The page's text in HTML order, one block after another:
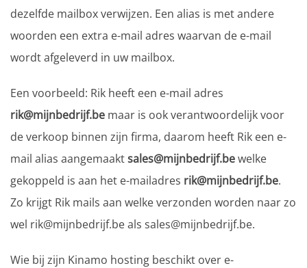
dezelfde mailbox verwijzen. Een alias is met andere
woorden een extra e-mail adres waarvan de e-mail
wordt afgeleverd in uw mailbox.
Een voorbeeld: Rik heeft een e-mail adres
rik@mijnbedrijf.be maar is ook verantwoordelijk voor
de verkoop binnen zijn firma, daarom heeft Rik een e-
mail alias aangemaaktsales@mijnbedrijf.bewelke
gekoppeld is aan het e-mailadres rik@mijnbedrijf.be.
Zo krijgt Rik mails aan welke verzonden worden naar zo
wel rik@mijnbedrijf.be als sales@mijnbedrijf.be.
Wie bij zijn Kinamo hosting beschikt over e-